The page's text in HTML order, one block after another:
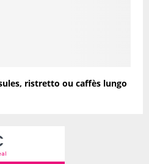
ristretto ou caffès lungo